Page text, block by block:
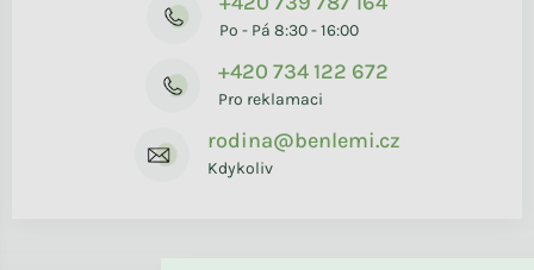
Po - Pá 8:30 - 16:00
+420 734 122 672
Pro reklamaci
rodina@benlemi.cz
Kdykoliv